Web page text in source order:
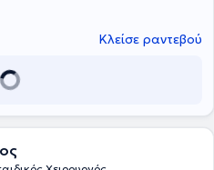
Κλείσε ραντεβού